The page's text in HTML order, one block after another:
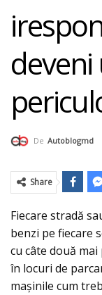
De Autoblogmd
Share
Fiecare stradă
benzi pe fiecare
cu câte două
în locuri de
maşinile cum